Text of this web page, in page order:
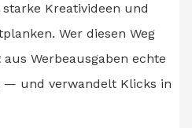
Kreativideen und
Wer diesen Weg
Werbeausgaben echte
— und verwandelt Klicks in